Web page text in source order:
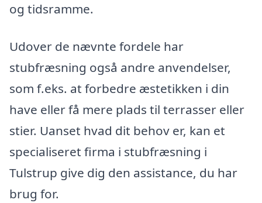
og tidsramme.
Udover de nævnte fordele har
stubfræsning også andre anvendelser,
som f.eks. at forbedre æstetikken i din
have eller få mere plads til terrasser eller
stier. Uanset hvad dit behov er, kan et
specialiseret firma i stubfræsning i
Tulstrup give dig den assistance, du har
brug for.